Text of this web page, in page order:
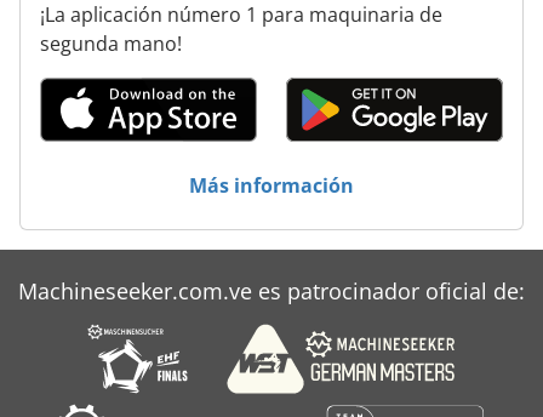
¡La aplicación número 1 para maquinaria de
segunda mano!
Más información
Machineseeker.com.ve es patrocinador oficial de: